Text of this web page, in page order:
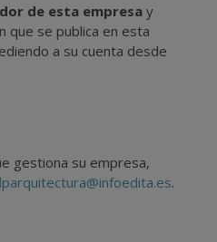
de esta empresay
que se publica en esta
a su cuenta desde
gestiona su empresa,
.